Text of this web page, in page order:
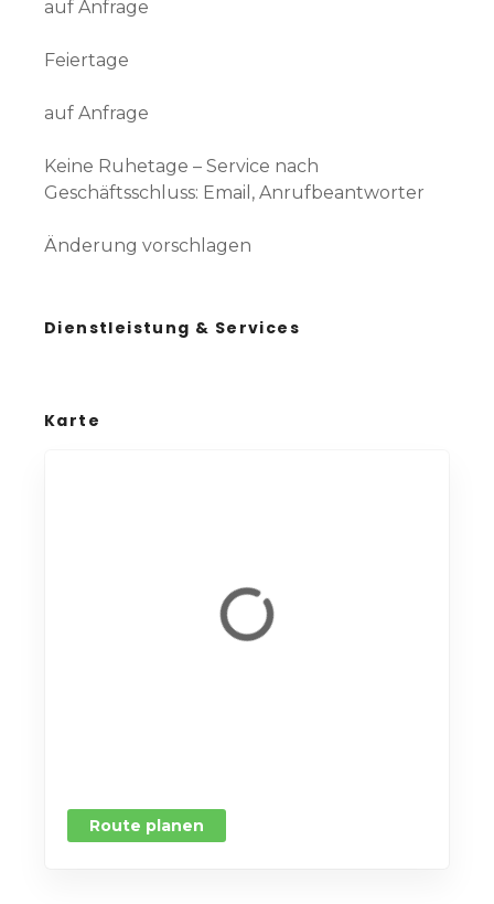
auf Anfrage
Feiertage
auf Anfrage
Keine Ruhetage – Service nach
Geschäftsschluss: Email, Anrufbeantworter
Änderung vorschlagen
Dienstleistung & Services
Karte
Route planen